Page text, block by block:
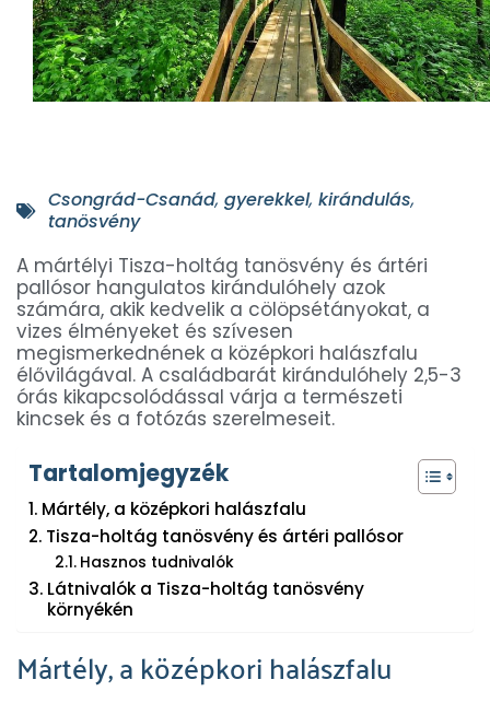
Csongrád-Csanád, gyerekkel, kirándulás,
tanösvény
A mártélyi Tisza-holtág tanösvény és ártéri
pallósor hangulatos kirándulóhely azok
számára, akik kedvelik a cölöpsétányokat, a
vizes élményeket és szívesen
megismerkednének a középkori halászfalu
élővilágával. A családbarát kirándulóhely 2,5-3
órás kikapcsolódással várja a természeti
kincsek és a fotózás szerelmeseit.
Tartalomjegyzék
Mártély, a középkori halászfalu
Tisza-holtág tanösvény és ártéri pallósor
Hasznos tudnivalók
Látnivalók a Tisza-holtág tanösvény
környékén
Mártély, a középkori halászfalu